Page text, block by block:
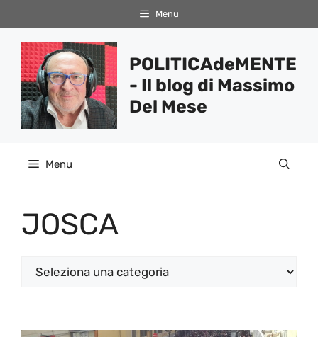
al
contenuto
Menu
POLITICAdeMENTE
- Il blog di Massimo
Del Mese
Menu
JOSCA
Categorie